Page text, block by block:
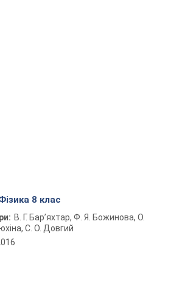
8 клас
В. Г. Бар’яхтар, Ф. Я. Божинова, О.
С. О. Довгий